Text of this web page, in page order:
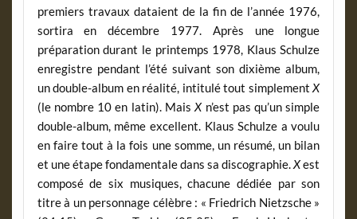
premiers travaux dataient de la fin de l’année 1976,
sortira en décembre 1977. Après une longue
préparation durant le printemps 1978, Klaus Schulze
enregistre pendant l’été suivant son dixième album,
un double-album en réalité, intitulé tout simplementX
(le nombre 10 en latin). MaisXn’est pas qu’un simple
double-album, même excellent. Klaus Schulze a voulu
en faire tout à la fois une somme, un résumé, un bilan
et une étape fondamentale dans sa discographie.Xest
composé de six musiques, chacune dédiée par son
titre à un personnage célèbre : « Friedrich Nietzsche »